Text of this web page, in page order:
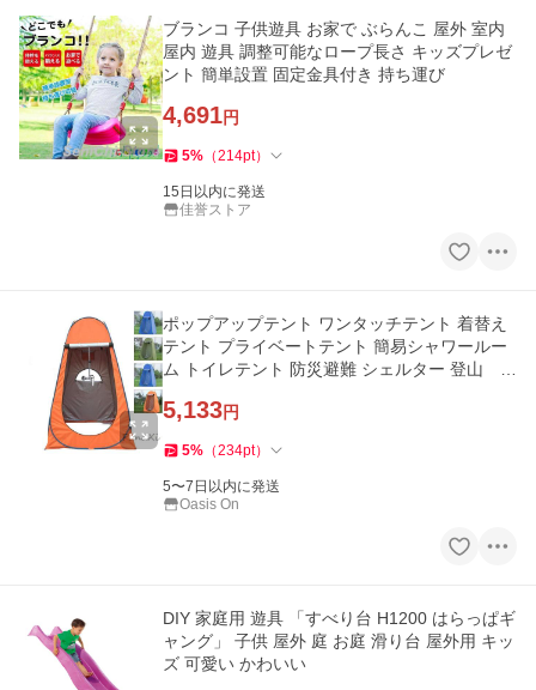
ブランコ 子供遊具 お家で ぶらんこ 屋外 室内
屋内 遊具 調整可能なロープ長さ キッズプレゼ
ント 簡単設置 固定金具付き 持ち運び
4,691円
5% （214pt）
15日以内に発送
佳誉ストア
ポップアップテント ワンタッチテント 着替え
テント プライベートテント 簡易シャワールー
ム トイレテント 防災避難 シェルター 登山 海
5,133円
5% （234pt）
5〜7日以内に発送
Oasis On
DIY 家庭用 遊具 「すべり台 H1200 はらっぱギ
ャング」 子供 屋外 庭 お庭 滑り台 屋外用 キッ
ズ 可愛い かわいい